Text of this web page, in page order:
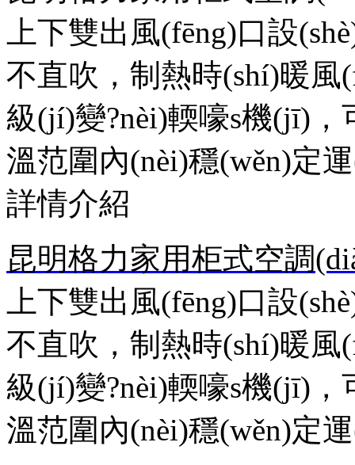
上下雙出風(fēng)口設
不直吹，制熱時(shí)暖風
級(jí)變?nèi)輭嚎s機(jī)
溫范圍內(nèi)穩(wěn)定運
詳情介紹
昆明格力家用柜式空調
上下雙出風(fēng)口設
不直吹，制熱時(shí)暖風
級(jí)變?nèi)輭嚎s機
溫范圍內(nèi)穩(wěn)定